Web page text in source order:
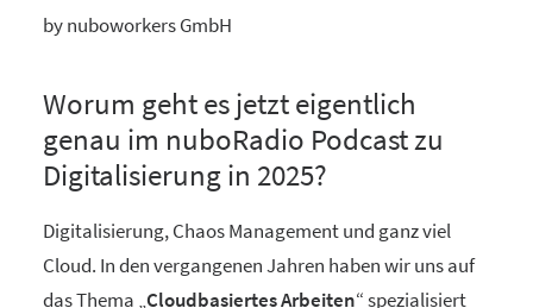
by nuboworkers GmbH
Worum geht es jetzt eigentlich
genau im nuboRadio Podcast zu
Digitalisierung in 2025?
Digitalisierung, Chaos Management und ganz viel
Cloud. In den vergangenen Jahren haben wir uns auf
das Thema „Cloudbasiertes Arbeiten“ spezialisiert